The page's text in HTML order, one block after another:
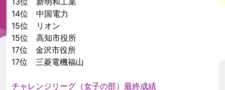
14位 中国電力
15位 リオン
15位 高知市役所
17位 金沢市役所
17位 三菱電機福山
チャレンジリーグ（女子の部）最終成績